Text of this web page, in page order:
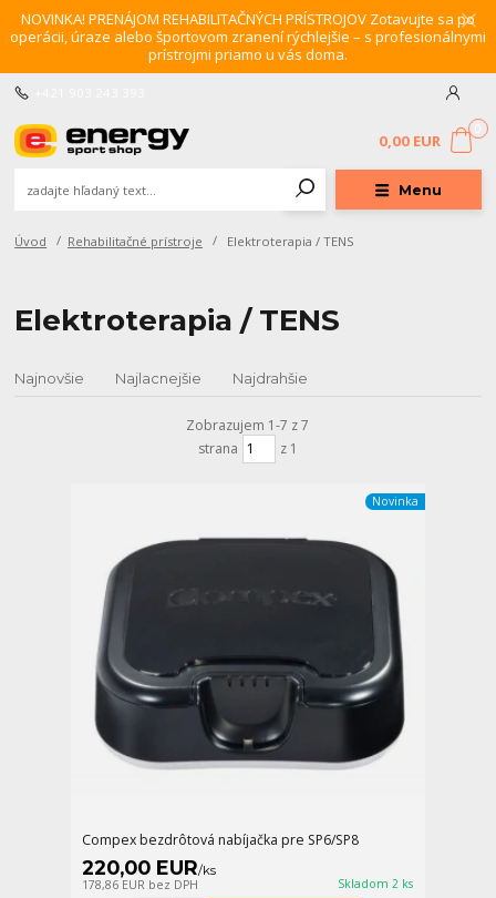
NOVINKA! PRENÁJOM REHABILITAČNÝCH PRÍSTROJOV Zotavujte sa po
operácii, úraze alebo športovom zranení rýchlejšie – s profesionálnymi
prístrojmi priamo u vás doma.
Menu
0,00 EUR
Úvod Rehabilitačné prístroje Elektroterapia / TENS
Elektroterapia / TENS
Najnovšie Najlacnejšie Najdrahšie
Zobrazujem 1-7 z 7
strana
z 1
Novinka
Compex bezdrôtová nabíjačka pre SP6/SP8
220,00 EUR/ks
178,86 EUR bez DPH Skladom 2 ks